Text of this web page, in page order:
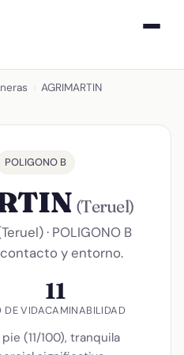
AGRIMARTIN
POLIGONO B
(Teruel)
· POLIGONO B
y entorno.
DE VIDA
11
CAMINABILIDAD
(11/100), tranquila